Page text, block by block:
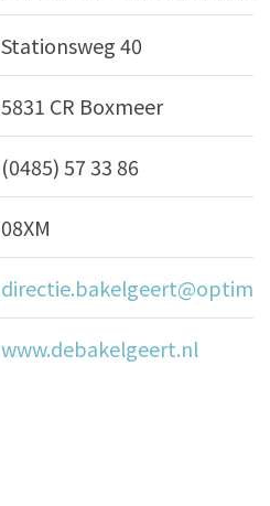
Stationsweg 40
5831 CR Boxmeer
(0485) 57 33 86
08XM
www.debakelgeert.nl